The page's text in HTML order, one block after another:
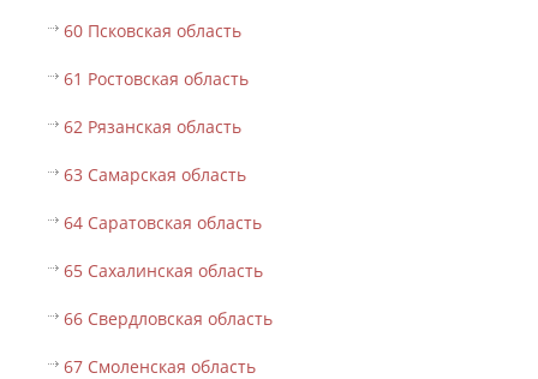
60 Псковская область
61 Ростовская область
62 Рязанская область
63 Самарская область
64 Саратовская область
65 Сахалинская область
66 Свердловская область
67 Смоленская область